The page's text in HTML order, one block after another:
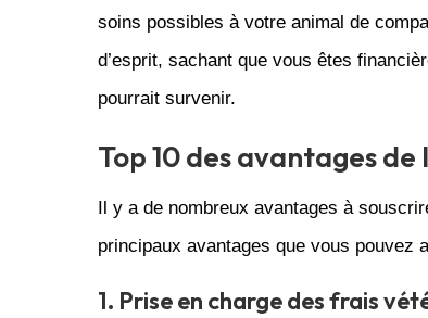
soins possibles à votre animal de
d’esprit, sachant que vous êtes
pourrait survenir.
Top 10 des avantages
Il y a de nombreux avantages à
principaux avantages que vous pouvez
1. Prise en charge des frais